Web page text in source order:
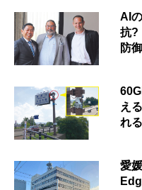
AI
抗?
防
え
れ
愛